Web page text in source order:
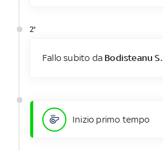
2'
Fallo subito da Bodisteanu S.
Inizio primo tempo